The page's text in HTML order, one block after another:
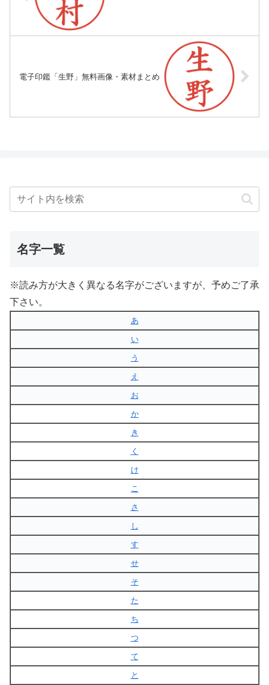
電子印鑑「生野」無料画像・素材まとめ
名字一覧
※読み方が大きく異なる名字がございますが、予めご了承
下さい。
あ
い
う
え
お
か
き
く
け
こ
さ
し
す
せ
そ
た
ち
つ
て
と